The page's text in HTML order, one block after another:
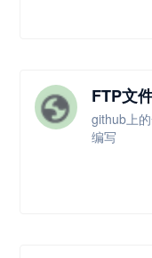
FTP文
github上
编写